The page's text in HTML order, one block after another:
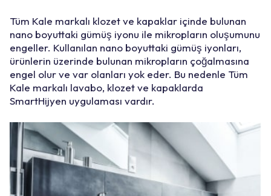
Tüm Kale markalı klozet ve kapaklar içinde bulunan
nano boyuttaki gümüş iyonu ile mikropların oluşumunu
engeller. Kullanılan nano boyuttaki gümüş iyonları,
ürünlerin üzerinde bulunan mikropların çoğalmasına
engel olur ve var olanları yok eder. Bu nedenle Tüm
Kale markalı lavabo, klozet ve kapaklarda
SmartHijyen uygulaması vardır.